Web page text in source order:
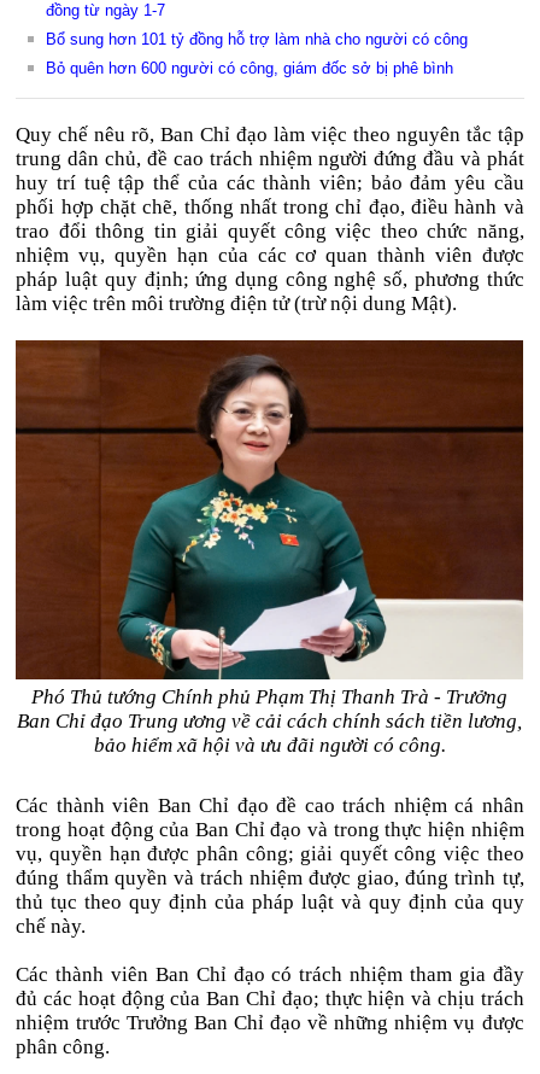
đồng từ ngày 1-7
Bổ sung hơn 101 tỷ đồng hỗ trợ làm nhà cho người có công
Bỏ quên hơn 600 người có công, giám đốc sở bị phê bình
Quy chế nêu rõ, Ban Chỉ đạo làm việc theo nguyên tắc tập
trung dân chủ, đề cao trách nhiệm người đứng đầu và phát
huy trí tuệ tập thể của các thành viên; bảo đảm yêu cầu
phối hợp chặt chẽ, thống nhất trong chỉ đạo, điều hành và
trao đổi thông tin giải quyết công việc theo chức năng,
nhiệm vụ, quyền hạn của các cơ quan thành viên được
pháp luật quy định; ứng dụng công nghệ số, phương thức
làm việc trên môi trường điện tử (trừ nội dung Mật).
Phó Thủ tướng Chính phủ Phạm Thị Thanh Trà - Trưởng
Ban Chỉ đạo Trung ương về cải cách chính sách tiền lương,
bảo hiểm xã hội và ưu đãi người có công.
Các thành viên Ban Chỉ đạo đề cao trách nhiệm cá nhân
trong hoạt động của Ban Chỉ đạo và trong thực hiện nhiệm
vụ, quyền hạn được phân công; giải quyết công việc theo
đúng thẩm quyền và trách nhiệm được giao, đúng trình tự,
thủ tục theo quy định của pháp luật và quy định của quy
chế này.
Các thành viên Ban Chỉ đạo có trách nhiệm tham gia đầy
đủ các hoạt động của Ban Chỉ đạo; thực hiện và chịu trách
nhiệm trước Trưởng Ban Chỉ đạo về những nhiệm vụ được
phân công.